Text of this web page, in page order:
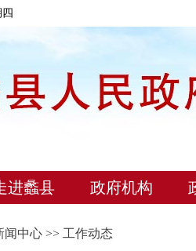
进蠡县 政府机构
闻中心 >> 工作动态